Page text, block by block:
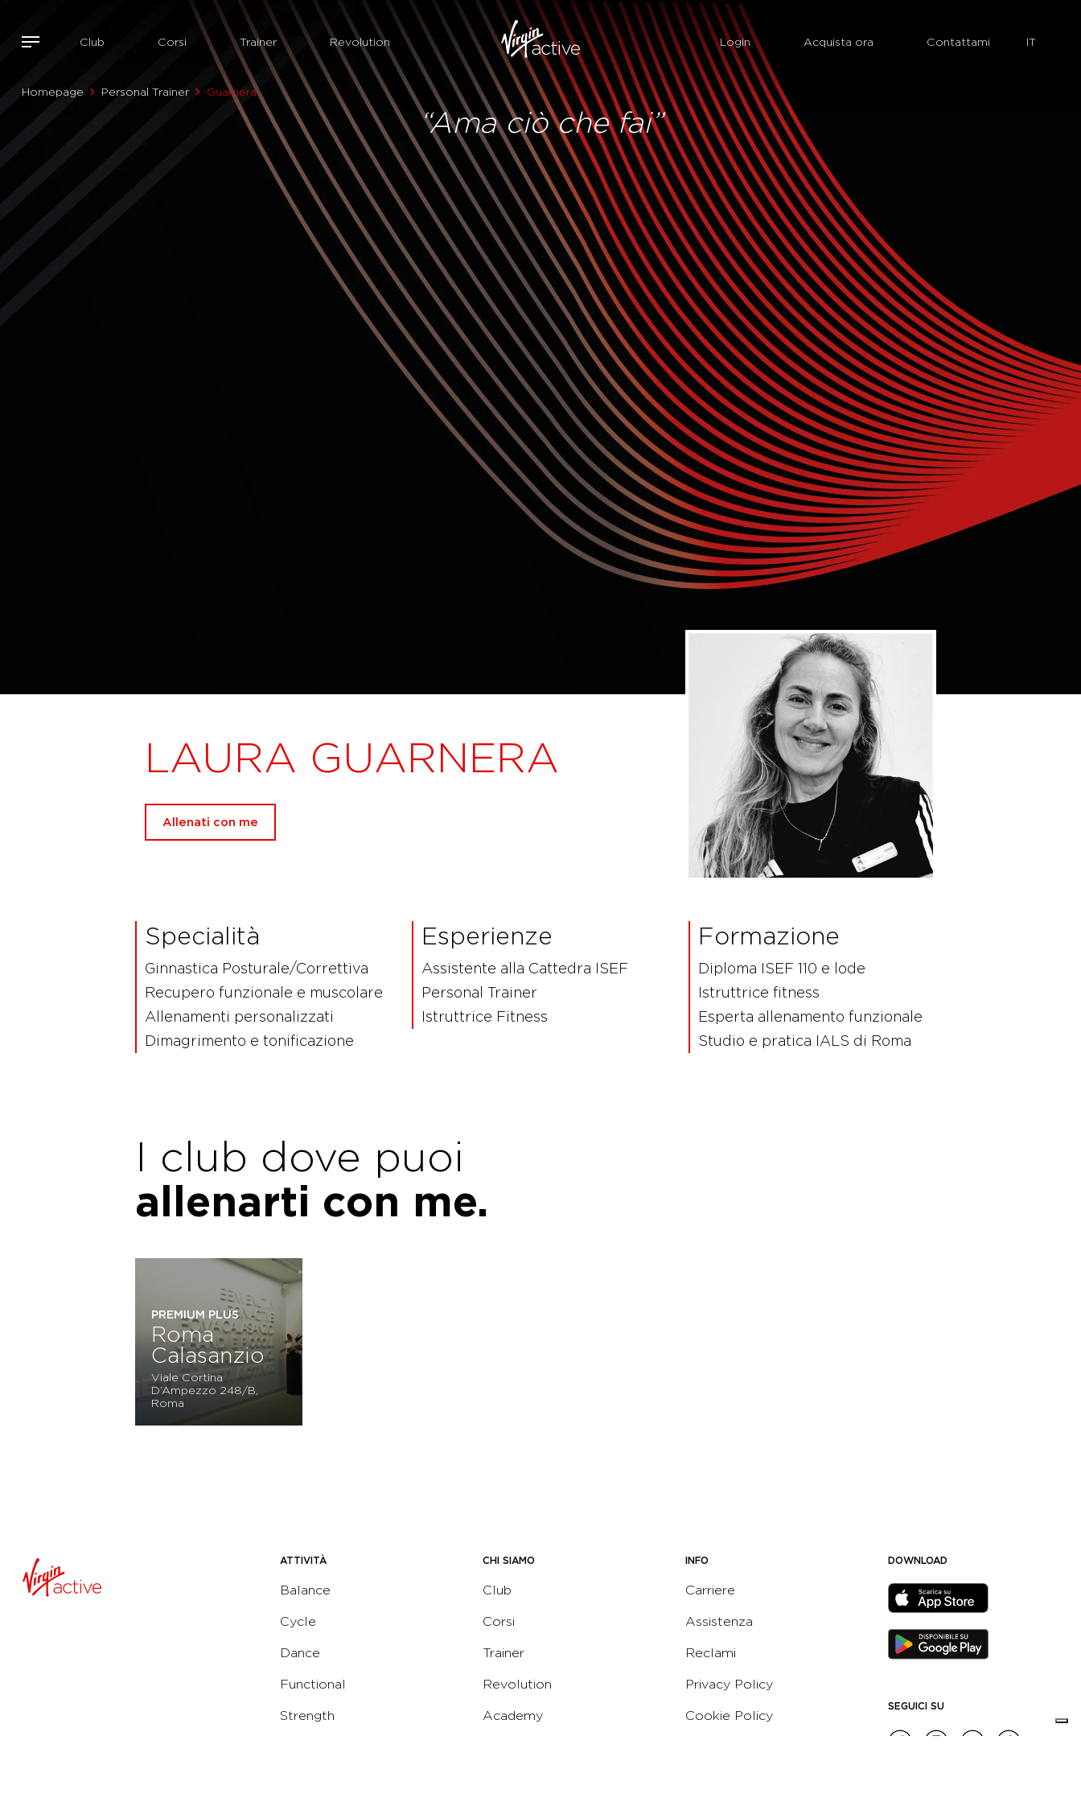
Club Corsi Trainer Revolution Login Acquista ora Contattami
Homepage Personal Trainer Guarnera
“Ama ciò che fai”
LAURA GUARNERA
Allenati con me
Specialità
Ginnastica Posturale/Correttiva
Recupero funzionale e muscolare
Allenamenti personalizzati
Dimagrimento e tonificazione
Esperienze
Assistente alla Cattedra ISEF
Personal Trainer
Istruttrice Fitness
Formazione
Diploma ISEF 110 e lode
Istruttrice fitness
Esperta allenamento funzionale
Studio e pratica IALS di Roma
I club dove puoi
allenarti con me.
PREMIUM PLUS
Roma
Calasanzio
Viale Cortina
D’Ampezzo 248/B,
Roma
ATTIVITÀ
Balance
Cycle
Dance
Functional
Strength
CHI SIAMO
Club
Corsi
Trainer
Revolution
Academy
INFO
Carriere
Assistenza
Reclami
Privacy Policy
Cookie Policy
DOWNLOAD
SEGUICI SU